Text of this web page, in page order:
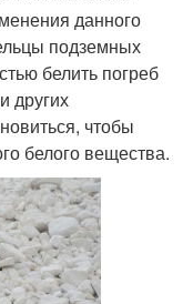
данного
подземных
белить погреб
других
чтобы
белого вещества.